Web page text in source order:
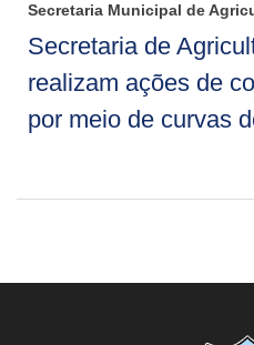
Secretaria Municipal de
Secretaria de
realizam ações de
por meio de curvas